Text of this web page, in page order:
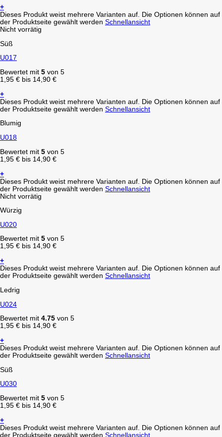
+
Dieses Produkt weist mehrere Varianten auf. Die Optionen können auf
der Produktseite gewählt werden Schnellansicht
Nicht vorrätig
Süß
U017
Bewertet mit 5 von 5
1,95 € bis 14,90 €
+
Dieses Produkt weist mehrere Varianten auf. Die Optionen können auf
der Produktseite gewählt werden Schnellansicht
Blumig
U018
Bewertet mit 5 von 5
1,95 € bis 14,90 €
+
Dieses Produkt weist mehrere Varianten auf. Die Optionen können auf
der Produktseite gewählt werden Schnellansicht
Nicht vorrätig
Würzig
U020
Bewertet mit 5 von 5
1,95 € bis 14,90 €
+
Dieses Produkt weist mehrere Varianten auf. Die Optionen können auf
der Produktseite gewählt werden Schnellansicht
Ledrig
U024
Bewertet mit 4.75 von 5
1,95 € bis 14,90 €
+
Dieses Produkt weist mehrere Varianten auf. Die Optionen können auf
der Produktseite gewählt werden Schnellansicht
Süß
U030
Bewertet mit 5 von 5
1,95 € bis 14,90 €
+
Dieses Produkt weist mehrere Varianten auf. Die Optionen können auf
der Produktseite gewählt werden Schnellansicht